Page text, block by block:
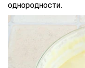
однородности.